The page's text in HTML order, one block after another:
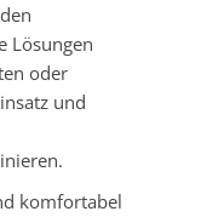
Lösungen
oder
und
komfortabel